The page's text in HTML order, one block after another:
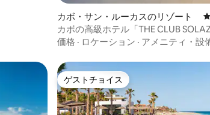
カボ・サン・ルーカスのリゾート
カボの高級ホテル「THE CLUB SOLAZ
価格 · ロケーション · アメニティ・設
ゲストチョイス
ゲストチョイス